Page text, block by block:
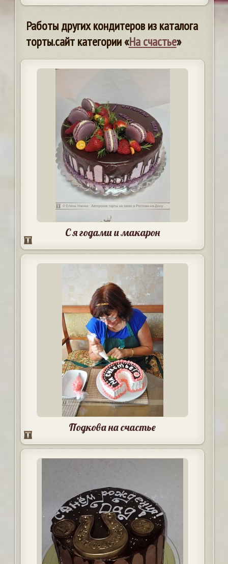
Работы других кондитеров из каталога
торты.сайт категории «На счастье»
С я годами и макарон
Подкова на счастье